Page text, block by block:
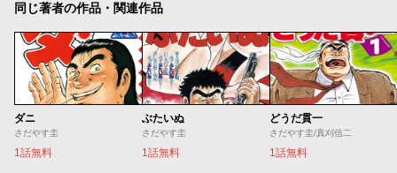
同じ著者の作品・関連作品
ダニ
さだやす圭
1話無料
ぶたいぬ
さだやす圭
1話無料
どうだ貫一
さだやす圭/真刈信二
1話無料